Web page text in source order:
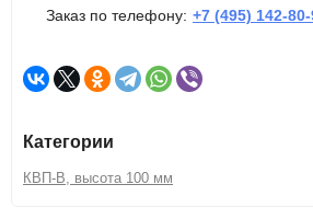
Заказ по телефону: +7 (495) 142-
Категории
КВП-В, высота 100 мм